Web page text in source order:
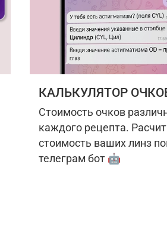
КАЛЬКУЛЯТОР
Стоимость очков
каждого рецепта.
стоимость ваших линз
телеграм бот 🤖